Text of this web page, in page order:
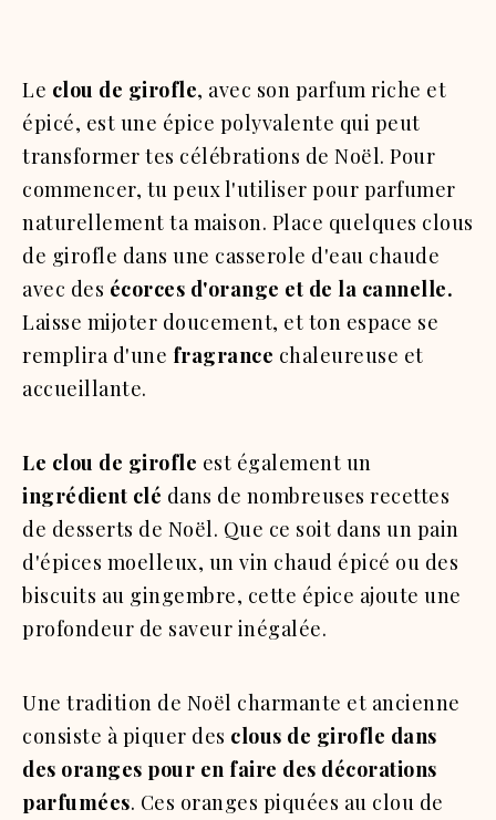
Le clou de girofle, avec son parfum riche et
épicé, est une épice polyvalente qui peut
transformer tes célébrations de Noël. Pour
commencer, tu peux l'utiliser pour parfumer
naturellement ta maison. Place quelques clous
de girofle dans une casserole d'eau chaude
avec des écorces d'orange et de la cannelle.
Laisse mijoter doucement, et ton espace se
remplira d'une fragrance chaleureuse et
accueillante.
Le clou de girofle est également un
ingrédient clé dans de nombreuses recettes
de desserts de Noël. Que ce soit dans un pain
d'épices moelleux, un vin chaud épicé ou des
biscuits au gingembre, cette épice ajoute une
profondeur de saveur inégalée.
Une tradition de Noël charmante et ancienne
consiste à piquer des clous de girofle dans
des oranges pour en faire des décorations
parfumées. Ces oranges piquées au clou de